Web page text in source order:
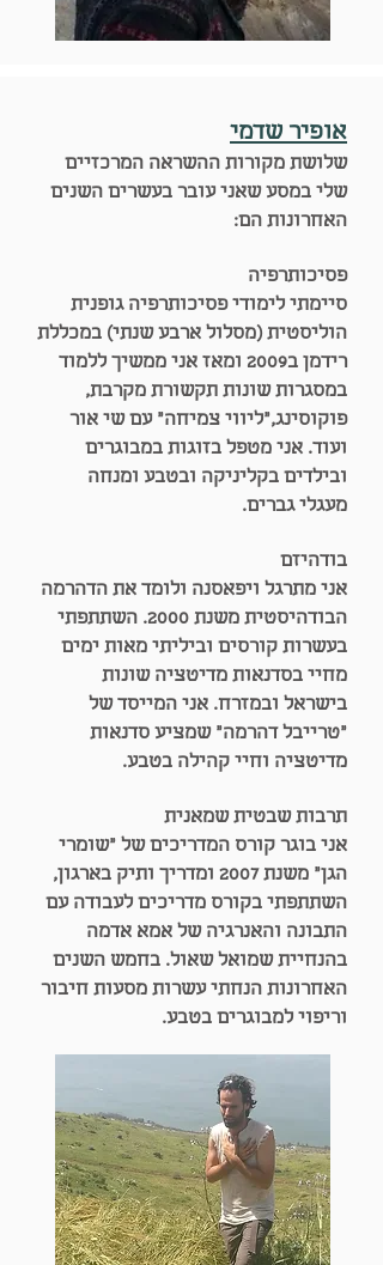
אופיר שדמי
שלושת מקורות ההשראה המרכזיים
שלי במסע שאני עובר בעשרים השנים
האחרונות הם:
פסיכותרפיה
סיימתי לימודי פסיכותרפיה גופנית
הוליסטית (מסלול ארבע שנתי) במכללת
רידמן ב2009 ומאז אני ממשיך ללמוד
במסגרות שונות תקשורת מקרבת,
פוקוסינג,"ליווי צמיחה" עם שי אור
ועוד. אני מטפל בזוגות במבוגרים
ובילדים בקליניקה ובטבע ומנחה
מעגלי גברים.
בודהיזם
אני מתרגל ויפאסנה ולומד את הדהרמה
הבודהיסטית משנת 2000. השתתפתי
בעשרות קורסים וביליתי מאות ימים
מחיי בסדנאות מדיטציה שונות
בישראל ובמזרח. אני המייסד של
"טרייבל דהרמה" שמציע סדנאות
מדיטציה וחיי קהילה בטבע.
תרבות שבטית שמאנית
אני בוגר קורס המדריכים של "שומרי
הגן" משנת 2007 ומדריך ותיק בארגון,
השתתפתי בקורס מדריכים לעבודה עם
התבונה והאנרגיה של אמא אדמה
בהנחיית שמואל שאול. בחמש השנים
האחרונות הנחתי עשרות מסעות חיבור
וריפוי למבוגרים בטבע.